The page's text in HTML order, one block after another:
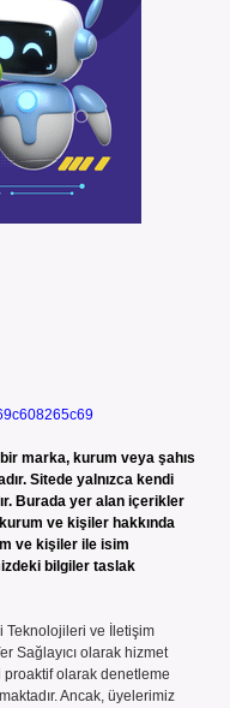
marka, kurum veya şahıs
Sitede yalnızca kendi
Burada yer alan içerikler
ve kişiler hakkında
ve kişiler ile isim
bilgiler taslak
Teknolojileri ve İletişim
Sağlayıcı olarak hizmet
olarak denetleme
Ancak, üyelerimiz